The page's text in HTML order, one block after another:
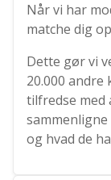
Når vi har
matche dig
Dette gør vi
20.000
tilfredse med
og hvad de